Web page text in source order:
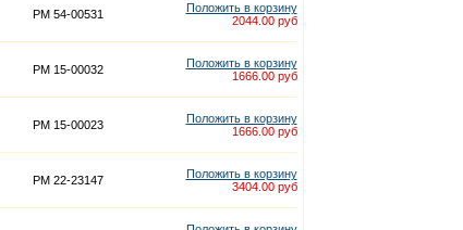
PM 54-00531
Положить в корзину
2044.00 руб
PM 15-00032
Положить в корзину
1666.00 руб
PM 15-00023
Положить в корзину
1666.00 руб
PM 22-23147
Положить в корзину
3404.00 руб